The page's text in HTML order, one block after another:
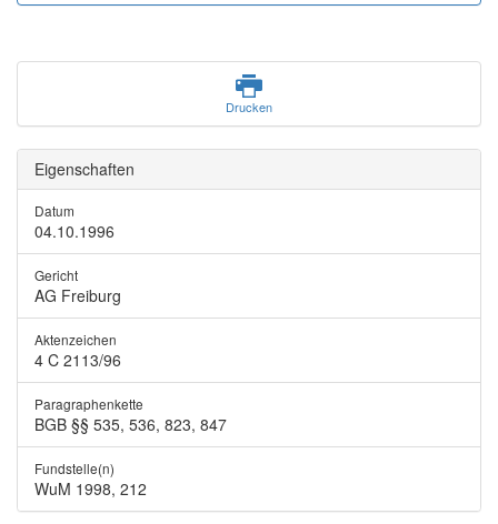
Drucken
Eigenschaften
Datum
04.10.1996
Gericht
AG Freiburg
Aktenzeichen
4 C 2113/96
Paragraphenkette
BGB §§ 535, 536, 823, 847
Fundstelle(n)
WuM 1998, 212